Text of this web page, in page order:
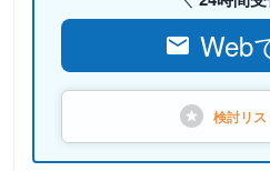
Web
検討リ